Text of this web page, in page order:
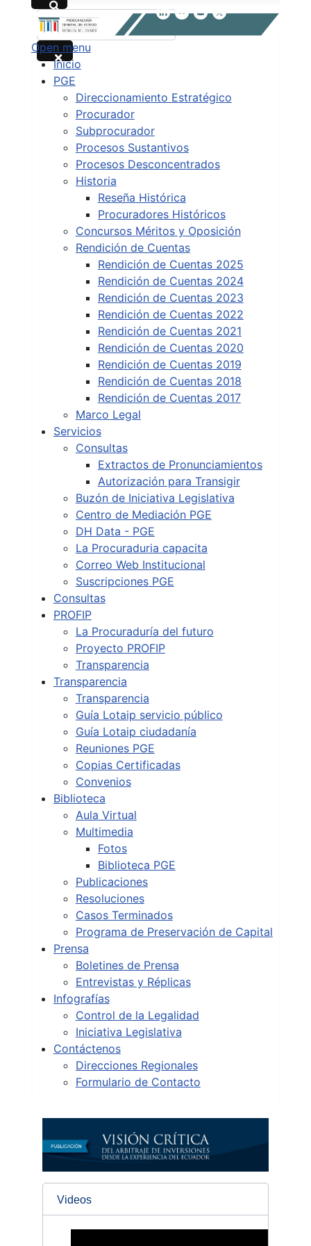
Buscar
Type 2 or more characters for results.
Open menu
Inicio
PGE
Direccionamiento Estratégico
Procurador
Subprocurador
Procesos Sustantivos
Procesos Desconcentrados
Historia
Reseña Histórica
Procuradores Históricos
Concursos Méritos y Oposición
Rendición de Cuentas
Rendición de Cuentas 2025
Rendición de Cuentas 2024
Rendición de Cuentas 2023
Rendición de Cuentas 2022
Rendición de Cuentas 2021
Rendición de Cuentas 2020
Rendición de Cuentas 2019
Rendición de Cuentas 2018
Rendición de Cuentas 2017
Marco Legal
Servicios
Consultas
Extractos de Pronunciamientos
Autorización para Transigir
Buzón de Iniciativa Legislativa
Centro de Mediación PGE
DH Data - PGE
La Procuraduria capacita
Correo Web Institucional
Suscripciones PGE
Consultas
PROFIP
La Procuraduría del futuro
Proyecto PROFIP
Transparencia
Transparencia
Transparencia
Guía Lotaip servicio público
Guía Lotaip ciudadanía
Reuniones PGE
Copias Certificadas
Convenios
Biblioteca
Aula Virtual
Multimedia
Fotos
Biblioteca PGE
Publicaciones
Resoluciones
Casos Terminados
Programa de Preservación de Capital
Prensa
Boletines de Prensa
Entrevistas y Réplicas
Infografías
Control de la Legalidad
Iniciativa Legislativa
Contáctenos
Direcciones Regionales
Formulario de Contacto
Videos